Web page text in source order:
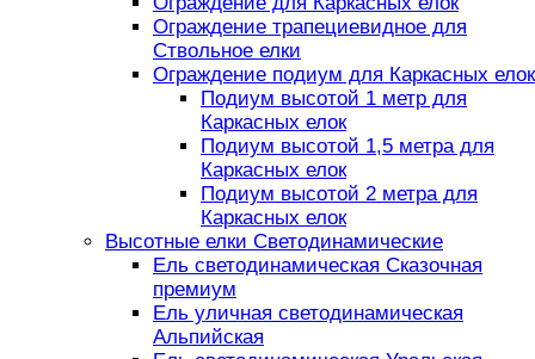
Ограждение трапециевидное для
Ствольное елки
Ограждение подиум для Каркасных елок
Подиум высотой 1 метр для
Каркасных елок
Подиум высотой 1,5 метра для
Каркасных елок
Подиум высотой 2 метра для
Каркасных елок
Высотные елки Светодинамические
Ель светодинамическая Сказочная
премиум
Ель уличная светодинамическая
Альпийская